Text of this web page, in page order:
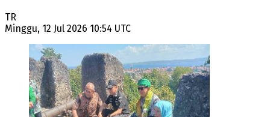
TR
Minggu, 12 Jul 2026 10:54 UTC